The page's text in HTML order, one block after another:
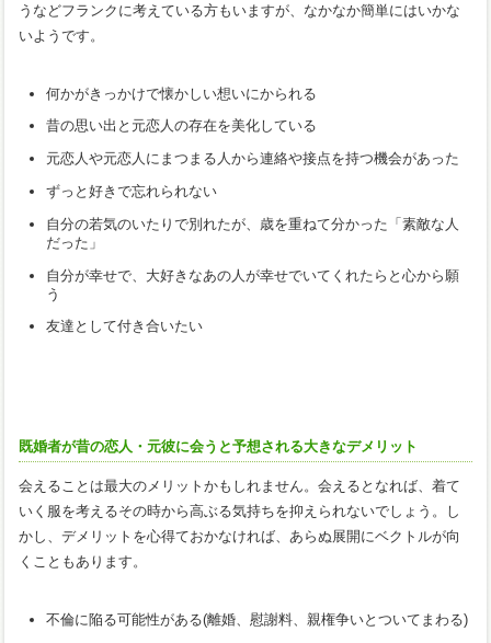
うなどフランクに考えている方もいますが、なかなか簡単にはいかな
いようです。
何かがきっかけで懐かしい想いにかられる
昔の思い出と元恋人の存在を美化している
元恋人や元恋人にまつまる人から連絡や接点を持つ機会があった
ずっと好きで忘れられない
自分の若気のいたりで別れたが、歳を重ねて分かった「素敵な人
だった」
自分が幸せで、大好きなあの人が幸せでいてくれたらと心から願
う
友達として付き合いたい
既婚者が昔の恋人・元彼に会うと予想される大きなデメリット
会えることは最大のメリットかもしれません。会えるとなれば、着て
いく服を考えるその時から高ぶる気持ちを抑えられないでしょう。し
かし、デメリットを心得ておかなければ、あらぬ展開にベクトルが向
くこともあります。
不倫に陥る可能性がある(離婚、慰謝料、親権争いとついてまわる)